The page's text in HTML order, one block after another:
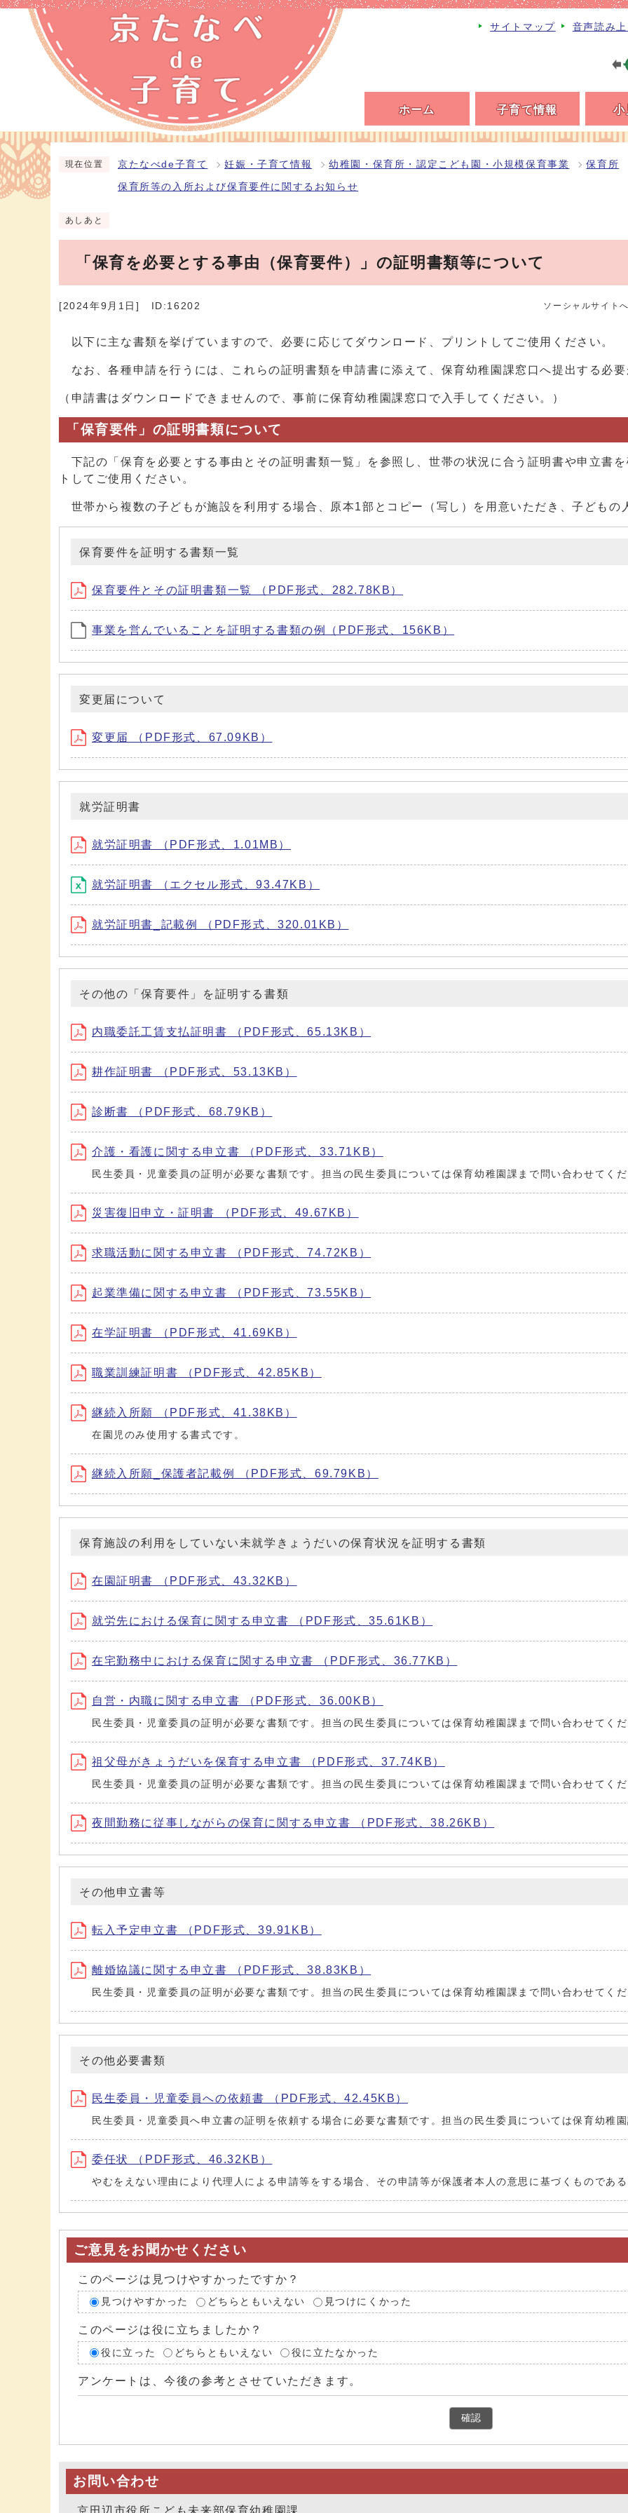
サイトマップ 音声読み
ホーム 子育て情報 小
現在位置 京たなべde子育て 妊娠・子育て情報 幼稚園・保育所・認定こども園・小規模保育事業 保育所
保育所等の入所および保育要件に関するお知らせ
あしあと
「保育を必要とする事由（保育要件）」の証明書類等について
[2024年9月1日] ID:16202 ソーシャルサイト
以下に主な書類を挙げていますので、必要に応じてダウンロード、プリントしてご使用ください。
なお、各種申請を行うには、これらの証明書類を申請書に添えて、保育幼稚園課窓口へ提出する必
（申請書はダウンロードできませんので、事前に保育幼稚園課窓口で入手してください。）
「保育要件」の証明書類について
下記の「保育を必要とする事由とその証明書類一覧」を参照し、世帯の状況に合う証明書や申立書
トしてご使用ください。
世帯から複数の子どもが施設を利用する場合、原本1部とコピー（写し）を用意いただき、子どもの
保育要件を証明する書類一覧
保育要件とその証明書類一覧 （PDF形式、282.78KB）
事業を営んでいることを証明する書類の例（PDF形式、156KB）
変更届について
変更届 （PDF形式、67.09KB）
就労証明書
就労証明書 （PDF形式、1.01MB）
就労証明書 （エクセル形式、93.47KB）
就労証明書_記載例 （PDF形式、320.01KB）
その他の「保育要件」を証明する書類
内職委託工賃支払証明書 （PDF形式、65.13KB）
耕作証明書 （PDF形式、53.13KB）
診断書 （PDF形式、68.79KB）
介護・看護に関する申立書 （PDF形式、33.71KB）
民生委員・児童委員の証明が必要な書類です。担当の民生委員については保育幼稚園課まで問い合わせてく
災害復旧申立・証明書 （PDF形式、49.67KB）
求職活動に関する申立書 （PDF形式、74.72KB）
起業準備に関する申立書 （PDF形式、73.55KB）
在学証明書 （PDF形式、41.69KB）
職業訓練証明書 （PDF形式、42.85KB）
継続入所願 （PDF形式、41.38KB）
在園児のみ使用する書式です。
継続入所願_保護者記載例 （PDF形式、69.79KB）
保育施設の利用をしていない未就学きょうだいの保育状況を証明する書類
在園証明書 （PDF形式、43.32KB）
就労先における保育に関する申立書 （PDF形式、35.61KB）
在宅勤務中における保育に関する申立書 （PDF形式、36.77KB）
自営・内職に関する申立書 （PDF形式、36.00KB）
民生委員・児童委員の証明が必要な書類です。担当の民生委員については保育幼稚園課まで問い合わせてく
祖父母がきょうだいを保育する申立書 （PDF形式、37.74KB）
民生委員・児童委員の証明が必要な書類です。担当の民生委員については保育幼稚園課まで問い合わせてく
夜間勤務に従事しながらの保育に関する申立書 （PDF形式、38.26KB）
その他申立書等
転入予定申立書 （PDF形式、39.91KB）
離婚協議に関する申立書 （PDF形式、38.83KB）
民生委員・児童委員の証明が必要な書類です。担当の民生委員については保育幼稚園課まで問い合わせてく
その他必要書類
民生委員・児童委員への依頼書 （PDF形式、42.45KB）
民生委員・児童委員へ申立書の証明を依頼する場合に必要な書類です。担当の民生委員については保育幼稚
委任状 （PDF形式、46.32KB）
やむをえない理由により代理人による申請等をする場合、その申請等が保護者本人の意思に基づくものであ
ご意見をお聞かせください
このページは見つけやすかったですか？
見つけやすかった どちらともいえない 見つけにくかった
このページは役に立ちましたか？
役に立った どちらともいえない 役に立たなかった
アンケートは、今後の参考とさせていただきます。
確認
お問い合わせ
京田辺市役所こども未来部保育幼稚園課